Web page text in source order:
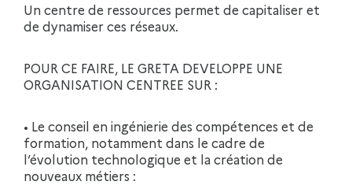
Un centre de ressources permet de capitaliser et
de dynamiser ces réseaux.
POUR CE FAIRE, LE GRETA DEVELOPPE UNE
ORGANISATION CENTREE SUR :
• Le conseil en ingénierie des compétences et de
formation, notamment dans le cadre de
l’évolution technologique et la création de
nouveaux métiers :